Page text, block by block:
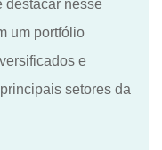
destacar nesse
um portfólio
e
setores da